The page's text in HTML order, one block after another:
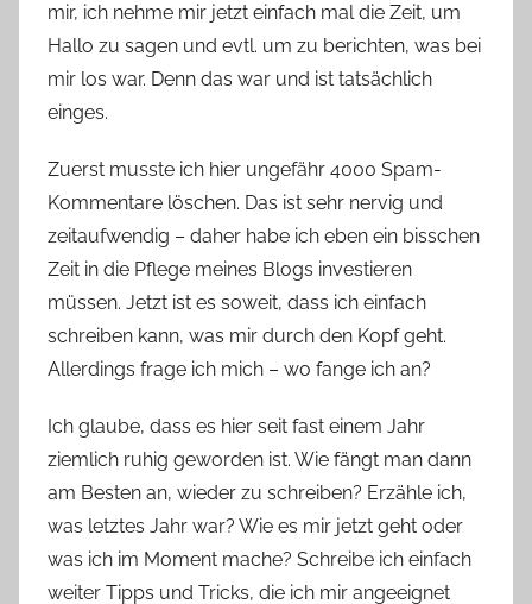
mir, ich nehme mir jetzt einfach mal die Zeit, um
Hallo zu sagen und evtl. um zu berichten, was bei
mir los war. Denn das war und ist tatsächlich
einges.
Zuerst musste ich hier ungefähr 4000 Spam-
Kommentare löschen. Das ist sehr nervig und
zeitaufwendig – daher habe ich eben ein bisschen
Zeit in die Pflege meines Blogs investieren
müssen. Jetzt ist es soweit, dass ich einfach
schreiben kann, was mir durch den Kopf geht.
Allerdings frage ich mich – wo fange ich an?
Ich glaube, dass es hier seit fast einem Jahr
ziemlich ruhig geworden ist. Wie fängt man dann
am Besten an, wieder zu schreiben? Erzähle ich,
was letztes Jahr war? Wie es mir jetzt geht oder
was ich im Moment mache? Schreibe ich einfach
weiter Tipps und Tricks, die ich mir angeeignet